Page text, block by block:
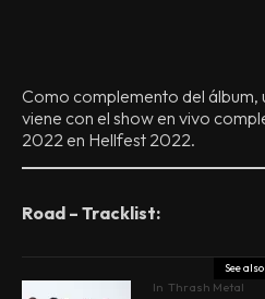
Como complemento del
viene con el show en vivo
2022 en Hellfest 2022.
Road – Tracklist:
See also
In Thrash Metal